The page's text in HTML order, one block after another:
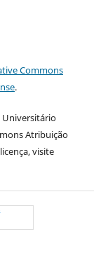
Commons
.
Universitário
Atribuição
visite